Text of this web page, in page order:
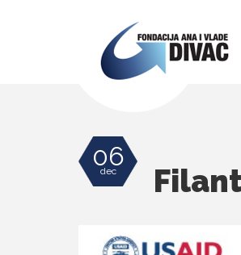
Vlade
Divac
06
dec